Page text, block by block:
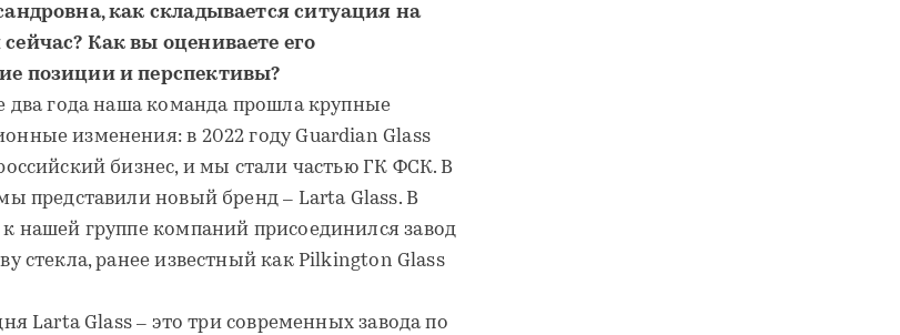
как складывается ситуация на
Как вы оцениваете его
позиции и перспективы?
два года наша команда прошла крупные
изменения: в 2022 году Guardian Glass
бизнес, и мы стали частью ГК ФСК. В
представили новый бренд – Larta Glass. В
нашей группе компаний присоединился завод
стекла, ранее известный как Pilkington Glass
Larta Glass – это три современных завода по